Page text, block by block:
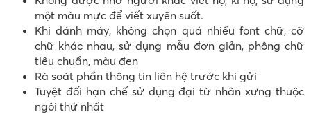
một màu mực để viết xuyên suốt.
Khi đánh máy, không chọn quá nhiều font chữ, cỡ
chữ khác nhau, sử dụng mẫu đơn giản, phông chữ
tiêu chuẩn, màu đen
Rà soát phần thông tin liên hệ trước khi gửi
Tuyệt đối hạn chế sử dụng đại từ nhân xưng thuộc
ngôi thứ nhất